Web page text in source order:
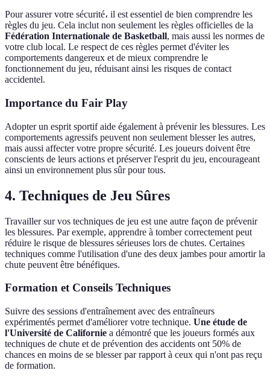
Pour assurer votre sécurité، il est essentiel de bien comprendre les
règles du jeu. Cela inclut non seulement les règles officielles de la
Fédération Internationale de Basketball, mais aussi les normes de
votre club local. Le respect de ces règles permet d'éviter les
comportements dangereux et de mieux comprendre le
fonctionnement du jeu, réduisant ainsi les risques de contact
accidentel.
Importance du Fair Play
Adopter un esprit sportif aide également à prévenir les blessures. Les
comportements agressifs peuvent non seulement blesser les autres,
mais aussi affecter votre propre sécurité. Les joueurs doivent être
conscients de leurs actions et préserver l'esprit du jeu, encourageant
ainsi un environnement plus sûr pour tous.
4. Techniques de Jeu Sûres
Travailler sur vos techniques de jeu est une autre façon de prévenir
les blessures. Par exemple, apprendre à tomber correctement peut
réduire le risque de blessures sérieuses lors de chutes. Certaines
techniques comme l'utilisation d'une des deux jambes pour amortir la
chute peuvent être bénéfiques.
Formation et Conseils Techniques
Suivre des sessions d'entraînement avec des entraîneurs
expérimentés permet d'améliorer votre technique. Une étude de
l'Université de Californie a démontré que les joueurs formés aux
techniques de chute et de prévention des accidents ont 50% de
chances en moins de se blesser par rapport à ceux qui n'ont pas reçu
de formation.